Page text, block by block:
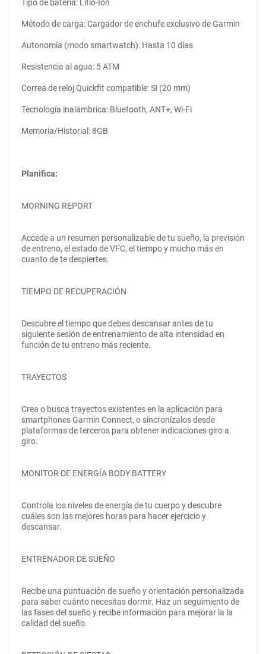
Tipo de batería: Litio-Ión
Método de carga: Cargador de enchufe exclusivo de Garmin
Autonomía (modo smartwatch): Hasta 10 días
Resistencia al agua: 5 ATM
Correa de reloj Quickfit compatible: Si (20 mm)
Tecnología inalámbrica: Bluetooth, ANT+, Wi-Fi
Memoria/Historial: 8GB
Planifica:
MORNING REPORT
Accede a un resumen personalizable de tu sueño, la previsión
de entreno, el estado de VFC, el tiempo y mucho más en
cuanto de te despiertes.
TIEMPO DE RECUPERACIÓN
Descubre el tiempo que debes descansar antes de tu
siguiente sesión de entrenamiento de alta intensidad en
función de tu entreno más reciente.
TRAYECTOS
Crea o busca trayectos existentes en la aplicación para
smartphones Garmin Connect, o sincronízalos desde
plataformas de terceros para obtener indicaciones giro a
giro.
MONITOR DE ENERGÍA BODY BATTERY
Controla los niveles de energía de tu cuerpo y descubre
cuáles son las mejores horas para hacer ejercicio y
descansar.
ENTRENADOR DE SUEÑO
Recibe una puntuación de sueño y orientación personalizada
para saber cuánto necesitas dormir. Haz un seguimiento de
las fases del sueño y recibe información para mejorar la la
calidad del sueño.